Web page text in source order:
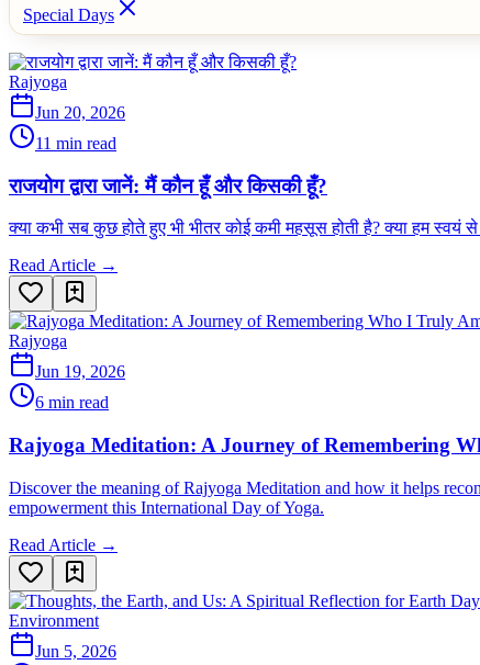
Special Days
Rajyoga
Jun 20, 2026
11 min read
राजयोग द्वारा जानें: मैं कौन हूँ और किसकी हूँ?
क्या कभी सब कुछ होते हुए भी भीतर कोई कमी महसूस होती है? क्या हम
Read Article →
Rajyoga
Jun 19, 2026
6 min read
Rajyoga Meditation: A Journey of Remembering
Discover the meaning of Rajyoga Meditation and how it helps
empowerment this International Day of Yoga.
Read Article →
Environment
Jun 5, 2026